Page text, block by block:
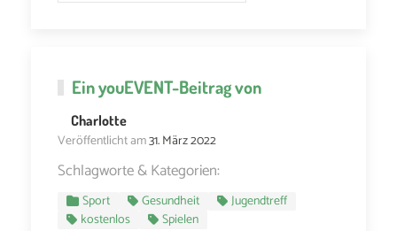
EinyouEVENT-Beitrag von
Charlotte
Veröffentlicht am31. März 2022
Schlagworte & Kategorien:
Sport Gesundheit
Jugendtreff
kostenlos
Spielen